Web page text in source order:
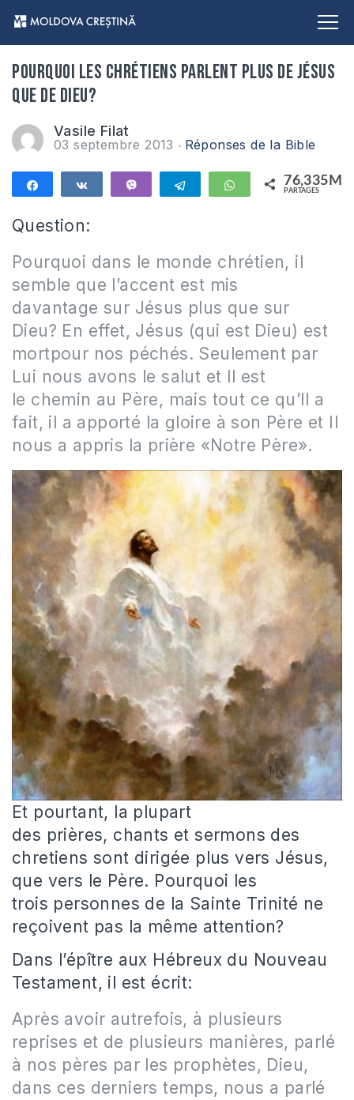
Pourquoi les chrétiens parlent plus de Jésus
que de Dieu?
Vasile Filat
03 septembre 2013 Réponses de la Bible
Partagez Partagez Telegram WhatsApp76,335M
PARTAGES
Question:
Pourquoi dans le monde chrétien, il
semble que l’accent est mis
davantage sur Jésus plus que sur
Dieu? En effet, Jésus (qui est Dieu) est
mortpour nos péchés. Seulement par
Lui nous avons le salut et Il est
le chemin au Père, mais tout ce qu’Il a
fait, il a apporté la gloire à son Père et Il
nous a appris la prière «Notre Père».
Et pourtant, la plupart
des prières, chants et sermons des
chretiens sont dirigée plus vers Jésus,
que vers le Père. Pourquoi les
trois personnes de la Sainte Trinité ne
reçoivent pas la même attention?
Dans l’épître aux Hébreux du Nouveau
Testament, il est écrit:
Après avoir autrefois, à plusieurs
reprises et de plusieurs manières, parlé
à nos pères par les prophètes, Dieu,
dans ces derniers temps, nous a parlé